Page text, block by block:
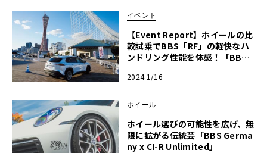
イベント
【Event Report】ホイールの比
較試乗でBBS「RF」の軽快なハ
ンドリング性能を体感！「BBS
2024 1/16
ホイール
ホイール選びの可能性を広げ、無
限に拡がる伝統芸「BBS Germa
ny x CI-R Unlimited」